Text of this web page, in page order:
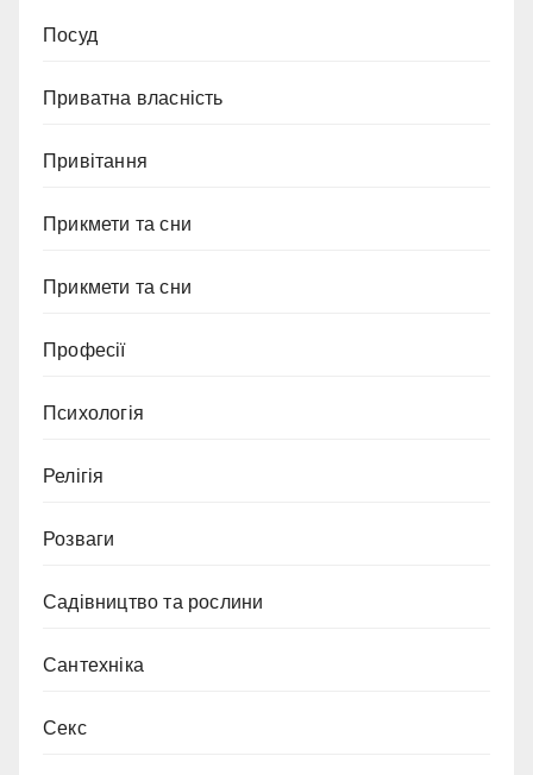
Посуд
Приватна власність
Привітання
Прикмети та сни
Прикмети та сни
Професії
Психологія
Релігія
Розваги
Садівництво та рослини
Сантехніка
Секс